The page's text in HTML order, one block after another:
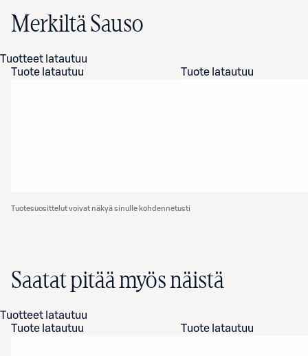
Merkiltä Sauso
Tuotteet latautuu
Tuote latautuu
Tuote latautuu
Tuotesuosittelut voivat näkyä sinulle kohdennetusti
Saatat pitää myös näistä
Tuotteet latautuu
Tuote latautuu
Tuote latautuu